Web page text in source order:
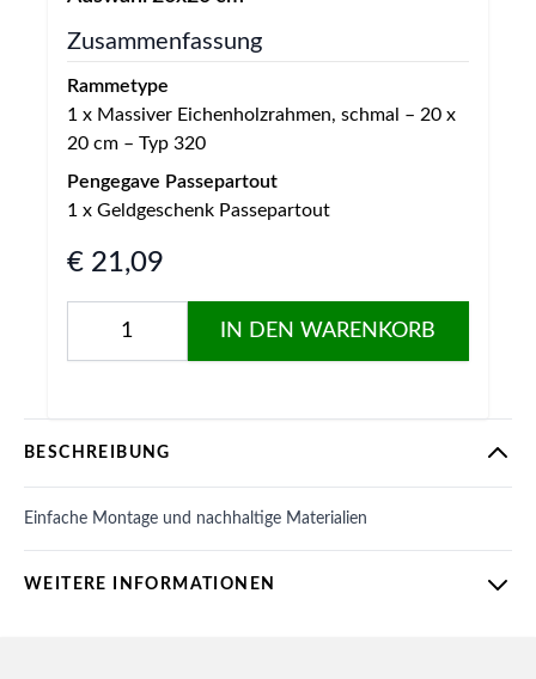
Zusammenfassung
Rammetype
1 x Massiver Eichenholzrahmen, schmal – 20 x
20 cm – Typ 320
Pengegave Passepartout
1 x Geldgeschenk Passepartout
Final product price
€ 21,09
IN DEN WARENKORB
BESCHREIBUNG
Einfache Montage und nachhaltige Materialien
WEITERE INFORMATIONEN